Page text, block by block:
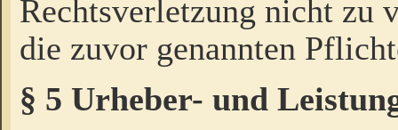
Rechtsverletzung nicht zu
die zuvor genannten
§ 5 Urheber- und